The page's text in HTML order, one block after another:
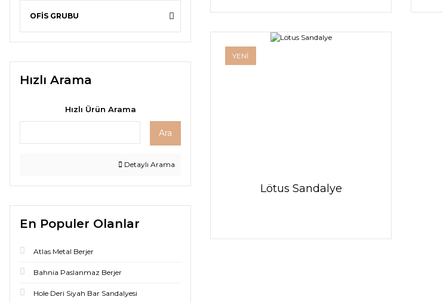
OFİS GRUBU
Hızlı Arama
Hızlı Ürün Arama
Ara
Detaylı Arama
En Populer Olanlar
Atlas Metal Berjer
Bahnia Paslanmaz Berjer
Hole Deri Siyah Bar Sandalyesi
YENİ
Lötus Sandalye